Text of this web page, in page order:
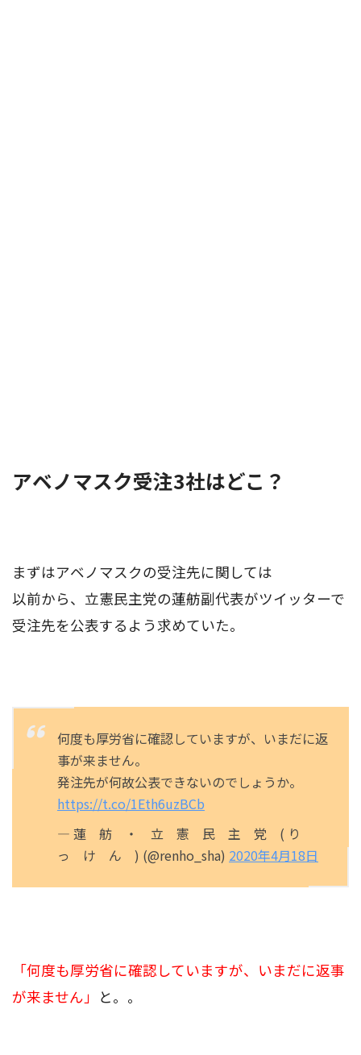
アベノマスク受注3社はどこ？
まずはアベノマスクの受注先に関しては
以前から、立憲民主党の蓮舫副代表がツイッターで
受注先を公表するよう求めていた。
何度も厚労省に確認していますが、いまだに返
事が来ません。
発注先が何故公表できないのでしょうか。
https://t.co/1Eth6uzBCb
— 蓮 舫 ・ 立 憲 民 主 党 ( り
っ け ん ) (@renho_sha) 2020年4月18日
「何度も厚労省に確認していますが、いまだに返事
が来ません」 と。。